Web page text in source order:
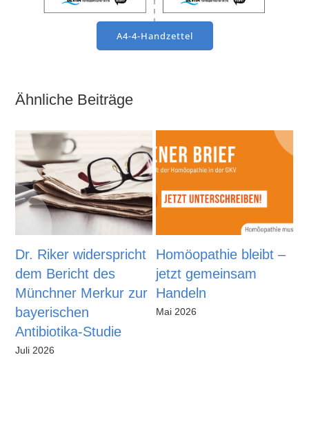
A4-4-Handzettel
Ähnliche Beiträge
Dr. Riker widerspricht
dem Bericht des
Münchner Merkur zur
bayerischen
Antibiotika-Studie
Juli 2026
Homöopathie bleibt –
jetzt gemeinsam
Handeln
Mai 2026